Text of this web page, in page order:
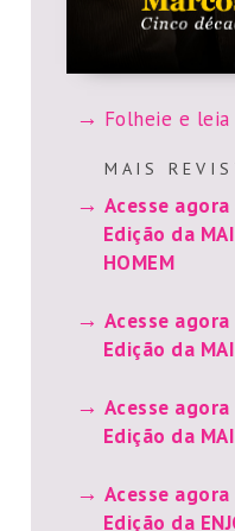
Folheie e leia
M A I S R E V I S
Acesse
Edição da
HOMEM
Acesse
Edição da
Acesse
Edição da
Acesse
Edição da